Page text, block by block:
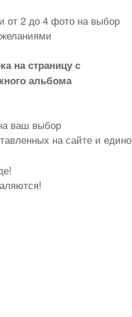
от 2 до 4 фото на выбор
на страницу с
альбома
ваш выбор
на сайте и едино